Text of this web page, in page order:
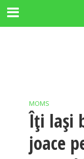
MOMS
Îți lași
joace